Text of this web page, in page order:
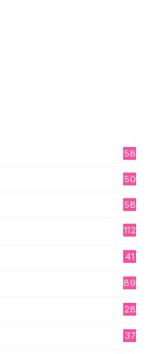
58
50
58
112
41
89
28
37